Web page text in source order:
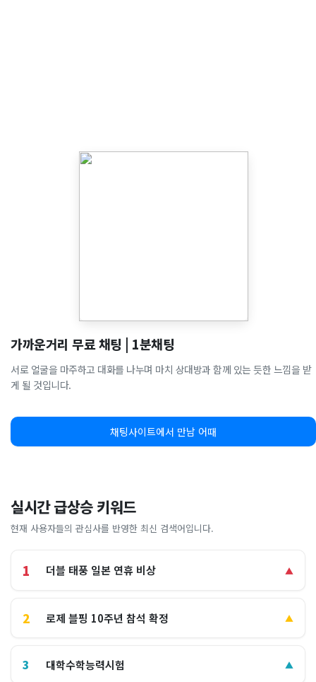
가까운거리 무료 채팅 | 1분채팅
서로 얼굴을 마주하고 대화를 나누며 마치 상대방과 함께 있는 듯한 느낌을 받
게 될 것입니다.
채팅사이트에서 만남 어때
실시간 급상승 키워드
현재 사용자들의 관심사를 반영한 최신 검색어입니다.
1 더블 태풍 일본 연휴 비상 ▲
2 로제 블핑 10주년 참석 확정 ▲
3 대학수학능력시험 ▲